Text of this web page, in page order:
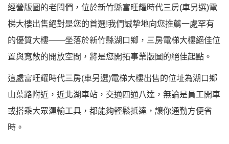
經營版圖的老闆們，位於新竹縣富旺耀時代三房(車另選)電
梯大樓出售絕對是您的首選!我們誠摯地向您推薦一處罕有
的優質大樓——坐落於新竹縣湖口鄉，三房電梯大樓絕佳位
置與寬敞的開放空間，將是您開拓事業版圖的絕佳起點。
這處富旺耀時代三房(車另選)電梯大樓出售的位址為湖口鄉
山葉路附近，近北湖車站，交通四通八達，無論是員工開車
或搭乘大眾運輸工具，都能夠輕鬆抵達，讓你通勤方便省
時。